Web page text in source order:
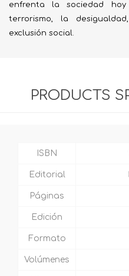
enfrenta la sociedad
terrorismo, la
exclusión social.
PRODUCTS
ISBN
Editorial
Páginas
Edición
Formato
Volúmenes